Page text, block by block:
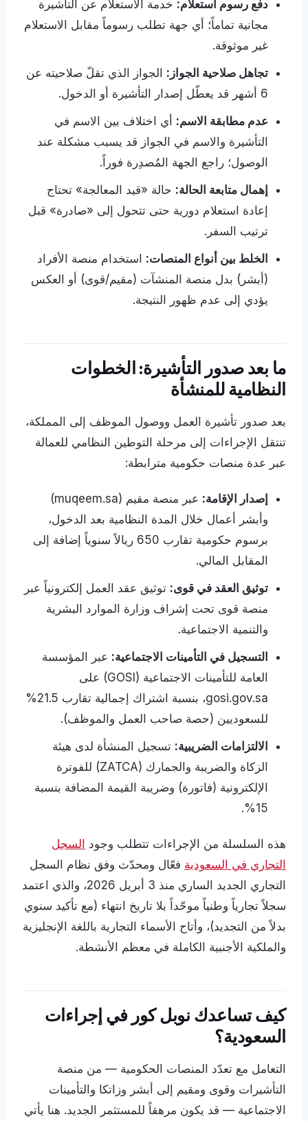
دفع رسوم استعلام: خدمة الاستعلام عن التأشيرة
مجانية تماماً؛ أي جهة تطلب رسوماً مقابل الاستعلام
غير موثوقة.
تجاهل صلاحية الجواز: الجواز الذي تقلّ صلاحيته عن
6 أشهر قد يعطّل إصدار التأشيرة أو الدخول.
عدم مطابقة الاسم: أي اختلاف بين الاسم في
التأشيرة والاسم في الجواز قد يسبب مشكلة عند
الوصول؛ راجع الجهة المُصدِرة فوراً.
إهمال متابعة الحالة: حالة «قيد المعالجة» تحتاج
إعادة استعلام دورية حتى تتحول إلى «صادرة» قبل
ترتيب السفر.
الخلط بين أنواع المنصات: استخدام منصة الأفراد
(أبشر) بدل منصة المنشآت (مقيم/قوى) أو العكس
يؤدي إلى عدم ظهور النتيجة.
ما بعد صدور التأشيرة: الخطوات
النظامية للمنشأة
بعد صدور تأشيرة العمل ووصول الموظف إلى المملكة،
تنتقل الإجراءات إلى مرحلة التوطين النظامي للعمالة
عبر عدة منصات حكومية مترابطة:
إصدار الإقامة:
عبر منصة مقيم (muqeem.sa)
وأبشر أعمال خلال المدة النظامية بعد الدخول،
برسوم حكومية تقارب 650 ريالاً سنوياً إضافة إلى
المقابل المالي.
توثيق العقد في قوى: توثيق عقد العمل إلكترونياً عبر
منصة قوى تحت إشراف وزارة الموارد البشرية
والتنمية الاجتماعية.
التسجيل في التأمينات الاجتماعية: عبر المؤسسة
العامة للتأمينات الاجتماعية (GOSI) على
gosi.gov.sa، بنسبة اشتراك إجمالية تقارب 21.5%
للسعوديين (حصة صاحب العمل والموظف).
الالتزامات الضريبية: تسجيل المنشأة لدى هيئة
الزكاة والضريبة والجمارك (ZATCA) للفوترة
الإلكترونية (فاتورة) وضريبة القيمة المضافة بنسبة
15%.
هذه السلسلة من الإجراءات تتطلب وجود السجل
التجاري في السعودية فعّال ومحدّث وفق نظام السجل
التجاري الجديد الساري منذ 3 أبريل 2026، والذي اعتمد
سجلاً تجارياً وطنياً موحّداً بلا تاريخ انتهاء (مع تأكيد سنوي
بدلاً من التجديد)، وأتاح الأسماء التجارية باللغة الإنجليزية
والملكية الأجنبية الكاملة في معظم الأنشطة.
كيف تساعدك نوبل كور في إجراءات
السعودية؟
التعامل مع تعدّد المنصات الحكومية — من منصة
التأشيرات وقوى ومقيم إلى أبشر وزاتكا والتأمينات
الاجتماعية — قد يكون مرهقاً للمستثمر الجديد. هنا يأتي